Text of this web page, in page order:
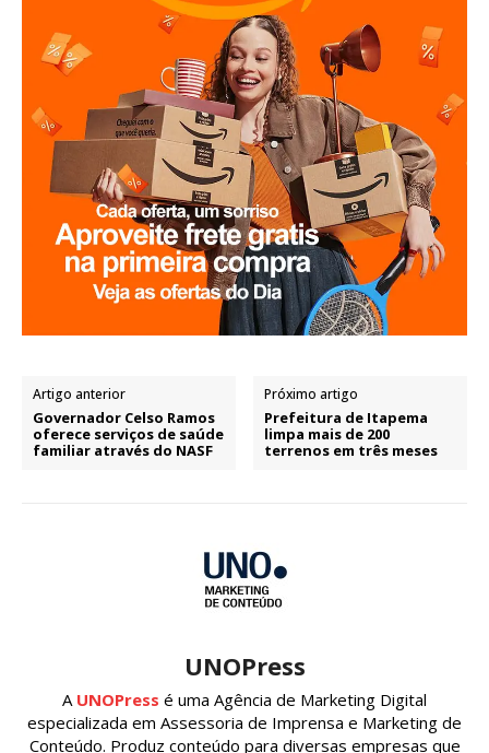
Artigo anterior
Governador Celso Ramos
oferece serviços de saúde
familiar através do NASF
Próximo artigo
Prefeitura de Itapema
limpa mais de 200
terrenos em três meses
UNOPress
A UNOPress é uma Agência de Marketing Digital
especializada em Assessoria de Imprensa e Marketing de
Conteúdo. Produz conteúdo para diversas empresas que